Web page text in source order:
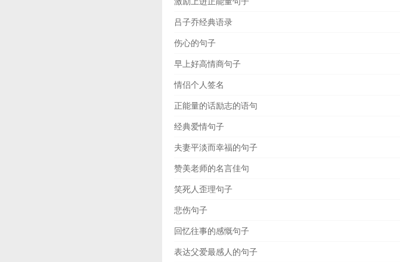
吕子乔经典语录
伤心的句子
早上好高情商句子
情侣个人签名
正能量的话励志的语句
经典爱情句子
夫妻平淡而幸福的句子
赞美老师的名言佳句
笑死人歪理句子
悲伤句子
回忆往事的感慨句子
表达父爱最感人的句子